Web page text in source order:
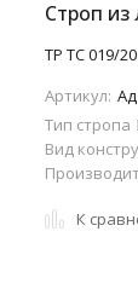
Строп из
ТР ТС 019/
Артикул:
Тип стропа
Вид
К